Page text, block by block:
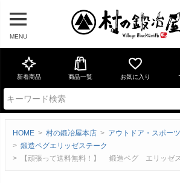
MENU
新着商品 商品一覧 お気に入り
HOME 村の鍛冶屋本店 アウトドア・スポー
鍛造ペグエリッゼステーク
【頑張って送料無料！】 鍛造ペグ エリッゼステーク28cm 5本セット MK-280RD×5本 粉体塗装 レッド 赤 フォージドステークス インナーテントやレジャー